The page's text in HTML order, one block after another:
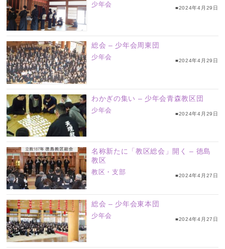
少年会
■2024年4月29日
総会 – 少年会周東団
少年会
■2024年4月29日
わかぎの集い – 少年会青森教区団
少年会
■2024年4月29日
名称新たに「教区総会」開く – 徳島
教区
教区・支部
■2024年4月27日
総会 – 少年会東本団
少年会
■2024年4月27日